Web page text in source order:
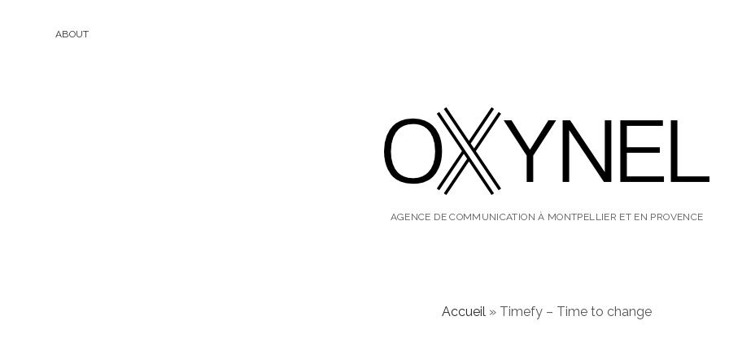
ABOUT
oxynel,
le
blog
AGENCE DE COMMUNICATION À MONTPELLIER ET EN PROVENCE
Accueil » Timefy – Time to change